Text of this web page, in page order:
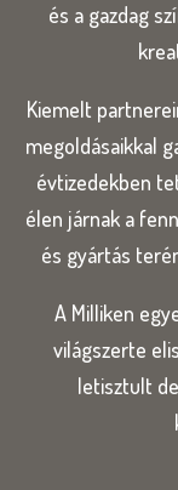
és a gazdag
Kiemelt
megoldásaikkal
évtizedekben
élen járnak a
és gyártás
A Milliken
világszerte
letisztult